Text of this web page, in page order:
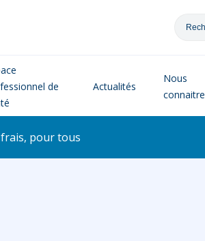
de
Actualités
Nous
connaitre
pour tous